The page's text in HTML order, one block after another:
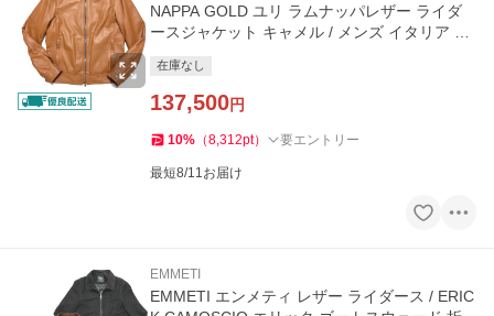
NAPPA GOLD ユリ ラムナッパレザー ライダ
ースジャケット キャメル / メンズ イタリア 40
在庫なし
137,500円
10% （8,312pt） 要エントリー
最短8/11お届け
EMMETI
EMMETI エンメティ レザー ライダース / ERIC